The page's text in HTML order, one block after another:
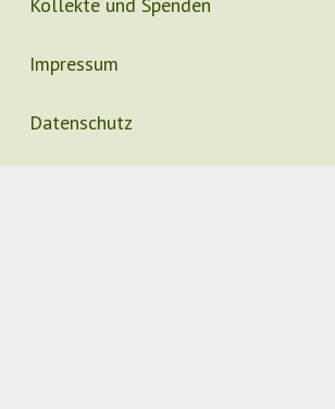
Impressum
Datenschutz